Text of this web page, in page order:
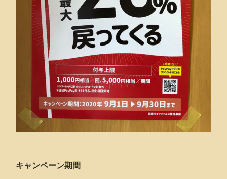
キャンペーン期間